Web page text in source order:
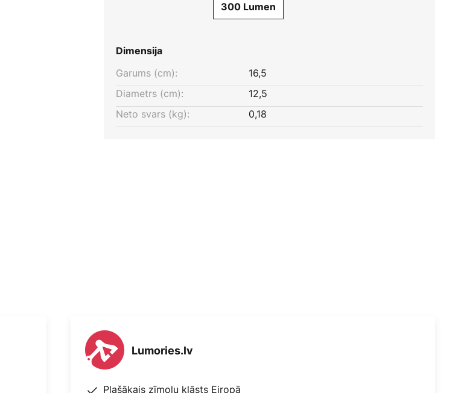
300 Lumen
Dimensija
Garums (cm):
16,5
Diametrs (cm):
12,5
Neto svars (kg):
0,18
Lumories.lv
Plašākais zīmolu klāsts Eiropā